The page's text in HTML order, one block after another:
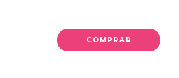
COMPRAR